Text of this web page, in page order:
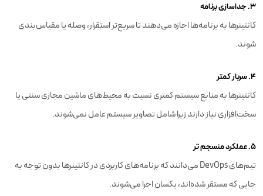
۳. جداسازی برنامه
کانتینرها به برنامه‌ها اجازه می‌دهند تا سریع‌تر استقرار، وصله یا مقیاس‌بندی
شوند.
۴. سربار کمتر
کانتینرها به منابع سیستم کمتری نسبت به محیط‌های ماشین مجازی سنتی یا
سخت‌افزاری نیاز دارند زیرا شامل تصاویر سیستم عامل نمی‌شوند.
۵. عملکرد منسجم تر
تیم‌های DevOps می‌دانند که برنامه‌های کاربردی در کانتینرها بدون توجه به
جایی که مستقر شده‌اند، یکسان اجرا می‌شوند.